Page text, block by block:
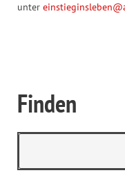
unter
Finden